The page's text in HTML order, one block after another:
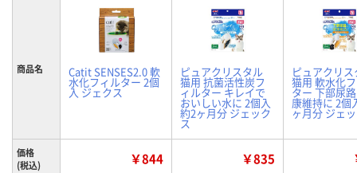
商品名 Catit SENSES2.0 軟
水化フィルター 2個
入 ジェクス
ピュアクリスタル
猫用 抗菌活性炭フ
ィルター キレイで
おいしい水に 2個入
約2ヶ月分 ジェック
ス
ピュアクリス
猫用 軟水化
ター 下部尿
康維持に 2個
ヶ月分 ジェ
価格
(税込)
￥844 ￥835